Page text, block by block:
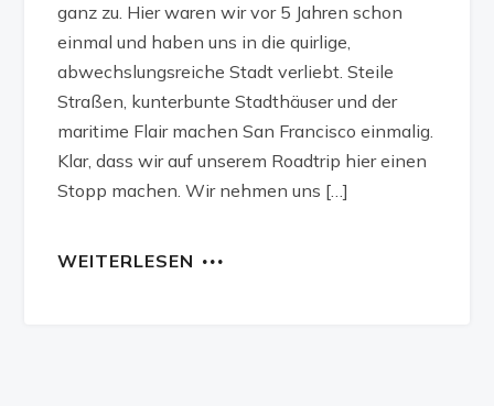
ganz zu. Hier waren wir vor 5 Jahren schon
einmal und haben uns in die quirlige,
abwechslungsreiche Stadt verliebt. Steile
Straßen, kunterbunte Stadthäuser und der
maritime Flair machen San Francisco einmalig.
Klar, dass wir auf unserem Roadtrip hier einen
Stopp machen. Wir nehmen uns […]
WEITERLESEN